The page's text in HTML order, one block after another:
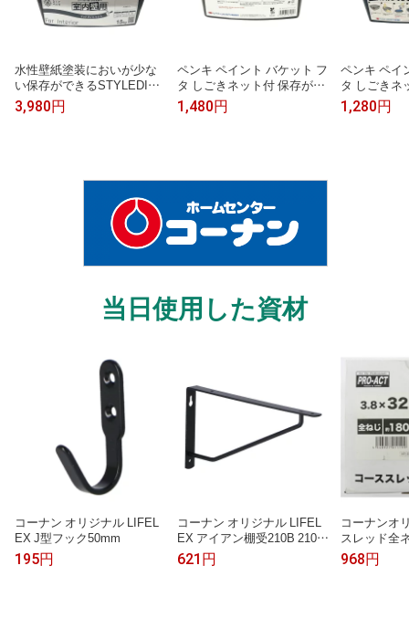
水性壁紙塗装においが少な
い保存ができるSTYLEDIY
ペンキマットフィニッシュ
室内壁用1.5kgニッペホーム
能しごきネット付き塗料容
3,980円
ペンキ ペイント バケット フ
タ しごきネット付 保存がで
きるペイントバケット COR
OCORO（コロコロ） 4L用 密
容器 バイオマス
1,480円
ペンキ ペイ
タ しごきネ
きるペイン
OCORO（コ
1,280円
当日使用した資材
コーナン オリジナル LIFEL
EX J型フック50mm
195円
コーナン オリジナル LIFEL
EX アイアン棚受210B 210×
105mm ブラック
621円
コーナンオ
スレッド全
m箱
968円